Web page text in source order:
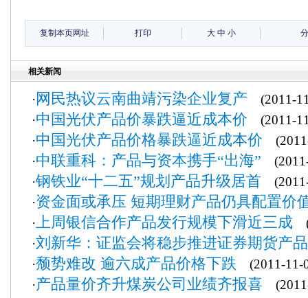
复制本页网址 打印 大 中 小
相关新闻
·网民热议云南曲靖污染企业复产 (2011-
·中国光伏产品价暴跌逼近成本价 (2011-
·中国光伏产品价格暴跌逼近成本价
·中联重科：产品与资本携手“出海”
·钢铁业“十二五”规划产品升级居首
·资金面或承压 短期理财产品仍具配置价
·上周银信合作产品发行规模下滑近三成
·刘新华：证监会将稳步推进证券期货产
·颓势难改 逾六成产品价格下跌 (2011-11-
·产品量价齐升煤炭公司业绩齐报喜